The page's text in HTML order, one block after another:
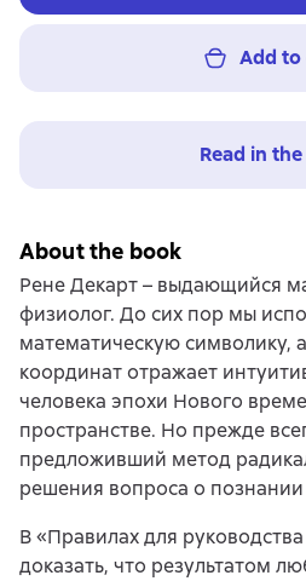
Add to
Read in
About the book
Рене Декарт – выдающийся
физиолог. До сих пор мы
математическую символику,
координат отражает
человека эпохи Нового
пространстве. Но прежде
предложивший метод
решения вопроса о
В «Правилах для
доказать, что результатом